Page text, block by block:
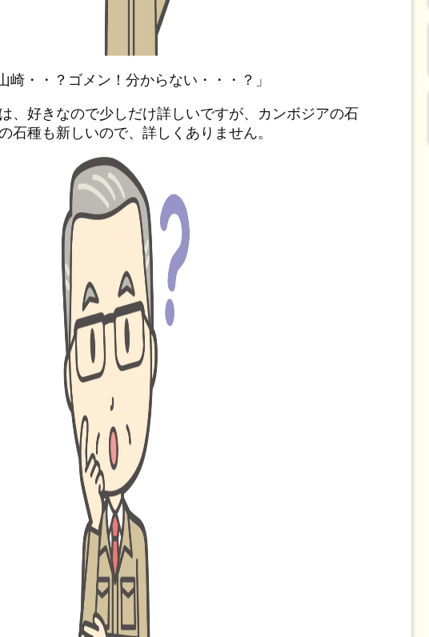
山崎・・？ゴメン！分からない・・・？」
、好きなので少しだけ詳しいですが、カンボジアの石
石種も新しいので、詳しくありません。